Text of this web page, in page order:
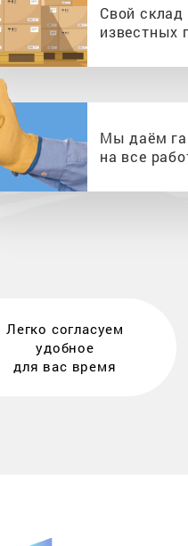
Свой склад
известных
Мы даём
на все
Легко согласуем
удобное
для вас время